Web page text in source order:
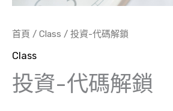
首頁 / Class / 投資-代碼解鎖
Class
投資-代碼解鎖